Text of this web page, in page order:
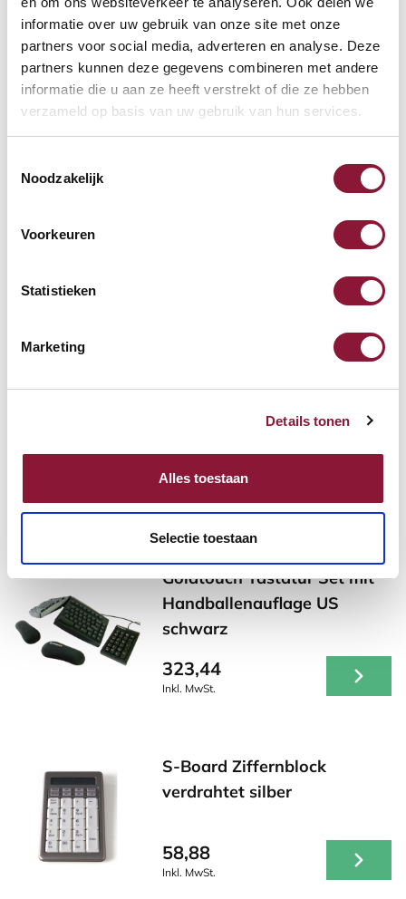
informatie over uw gebruik van onze site met onze
partners voor social media, adverteren en analyse. Deze
partners kunnen deze gegevens combineren met andere
informatie die u aan ze heeft verstrekt of die ze hebben
verzameld op basis van uw gebruik van hun services.
Noodzakelijk
Voorkeuren
Statistieken
Marketing
Details tonen
Alles toestaan
Selectie toestaan
Inkl. MwSt.
Roost V3 stand -
Laptopständer
Tastatur Handgelenkstütze
Inkl. MwSt.
Andere Produkte, die für Sie
möglicherweise interessant sind!
Goldtouch Tastatur Set mit
Handballenauflage US
schwarz
323,44
Inkl. MwSt.
S-Board Ziffernblock
verdrahtet silber
58,88
Inkl. MwSt.